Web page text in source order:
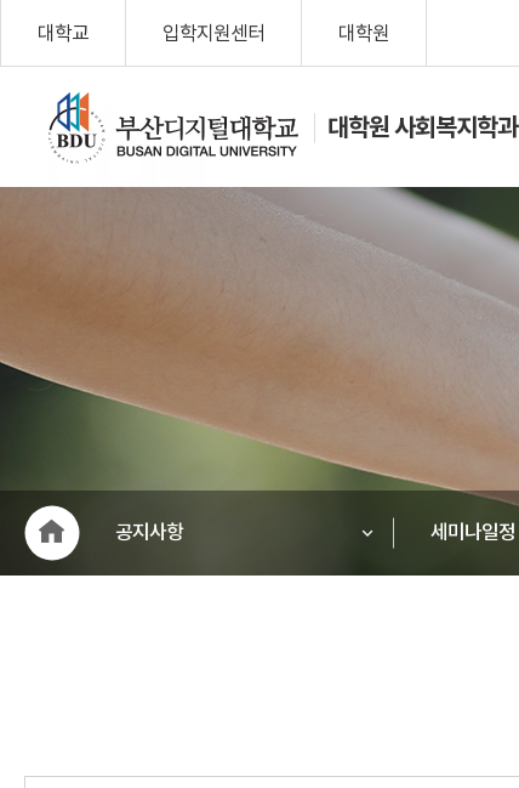
대학교 입학지원센터 대학원
대학원 사회복지학과
부산디지
공지사항 세미나일정